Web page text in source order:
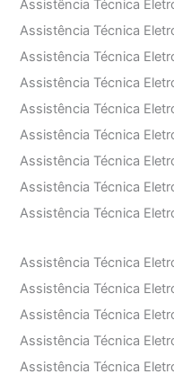
Assistência Técnica
Assistência Técnica
Assistência Técnica
Assistência Técnica
Assistência Técnica
Assistência Técnica
Assistência Técnica
Assistência Técnica
Assistência Técnica
Assistência Técnica
Assistência Técnica
Assistência Técnica
Assistência Técnica
Assistência Técnica